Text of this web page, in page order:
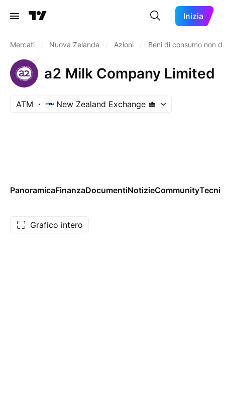
Inizia
Mercati Nuova Zelanda Azioni Beni di consumo non
a2 Milk Company Limited
ATM New Zealand Exchange
PanoramicaFinanzaDocumentiNotizieCommunity
Grafico intero